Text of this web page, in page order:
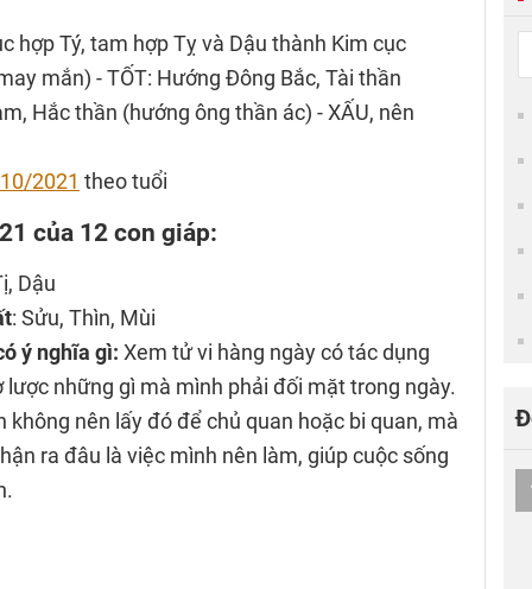
hợp Tý, tam hợp Tỵ và Dậu thành Kim cục
mắn) - TỐT: Hướng Đông Bắc, Tài thần
Hắc thần (hướng ông thần ác) - XẤU, nên
2021 theo tuổi
của 12 con giáp:
Dậu
: Sửu, Thìn, Mùi
ý nghĩa gì: Xem tử vi hàng ngày có tác dụng
những gì mà mình phải đối mặt trong ngày.
không nên lấy đó để chủ quan hoặc bi quan, mà
ra đâu là việc mình nên làm, giúp cuộc sống